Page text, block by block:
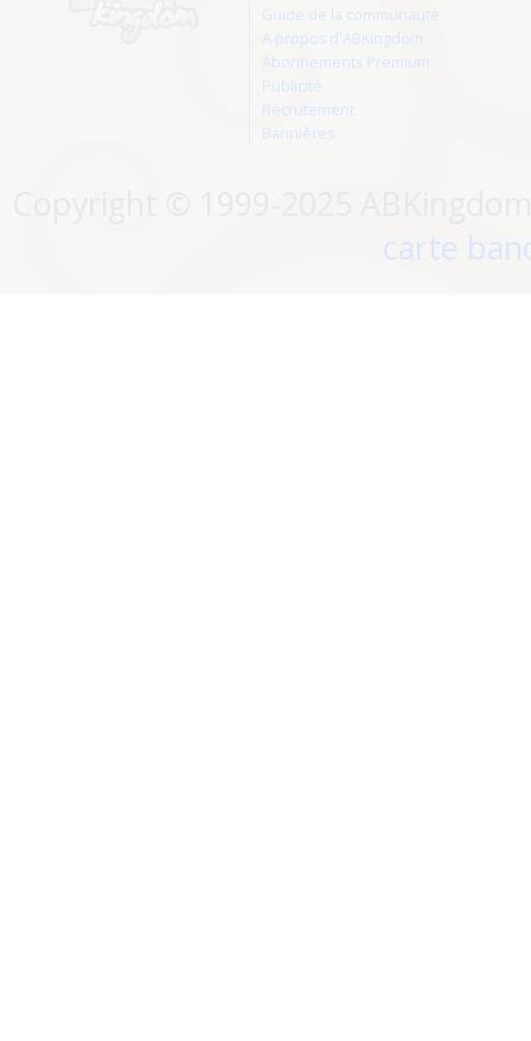
Guide de la communauté
A propos d'ABKingdom
Abonnements Premium
Publicité
Recrutement
Bannières
carte